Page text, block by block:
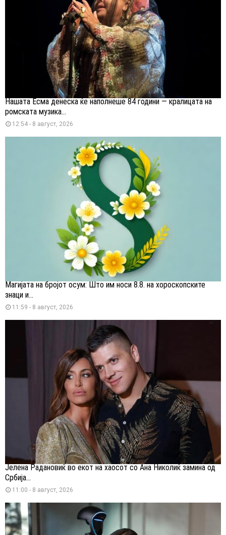
Нашата Есма денеска ќе наполнеше 84 години — кралицата на
ромската музика...
12:54 - 8 август, 2026
Магијата на бројот осум: Што им носи 8.8. на хороскопските
знаци и...
11:59 - 8 август, 2026
Јелена Радановиќ во екот на хаосот со Ана Николиќ замина од
Србија...
11:00 - 8 август, 2026